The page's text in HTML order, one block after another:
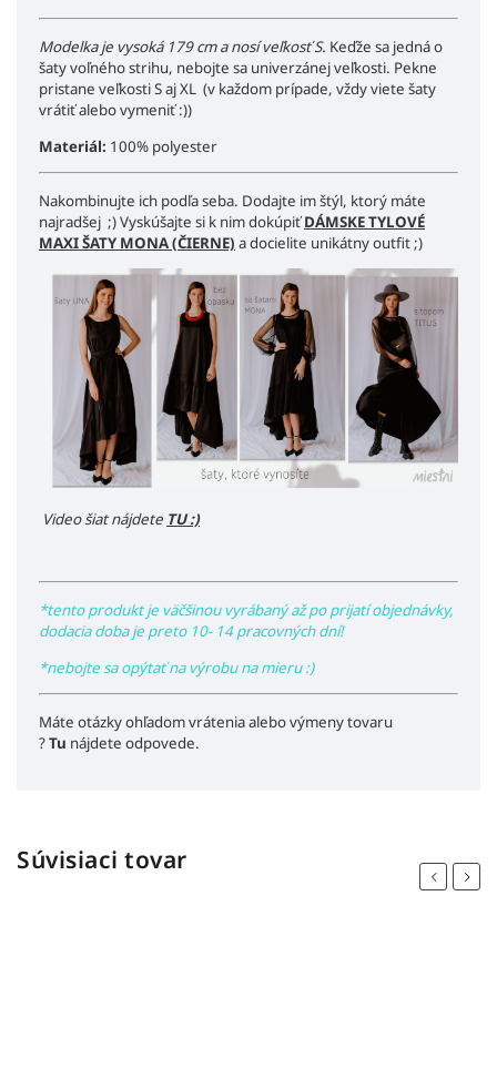
Modelka je vysoká 179 cm a nosí veľkosť S. Keďže sa jedná o
šaty voľného strihu, nebojte sa univerzánej veľkosti. Pekne
pristane veľkosti S aj XL (v každom prípade, vždy viete šaty
vrátiť alebo vymeniť :))
Materiál: 100% polyester
Nakombinujte ich podľa seba. Dodajte im štýl, ktorý máte
najradšej ;) Vyskúšajte si k nim dokúpiťDÁMSKE TYLOVÉ
MAXI ŠATY MONA (ČIERNE) a docielite unikátny outfit ;)
Video šiat nájdete TU :)
*tento produkt je väčšinou vyrábaný až po prijatí objednávky,
dodacia doba je preto 10- 14 pracovných dní!
*nebojte sa opýtať na výrobu na mieru :)
Máte otázky ohľadom vrátenia alebo výmeny tovaru
?Tu nájdete odpovede.
Súvisiaci tovar
Previous
Next